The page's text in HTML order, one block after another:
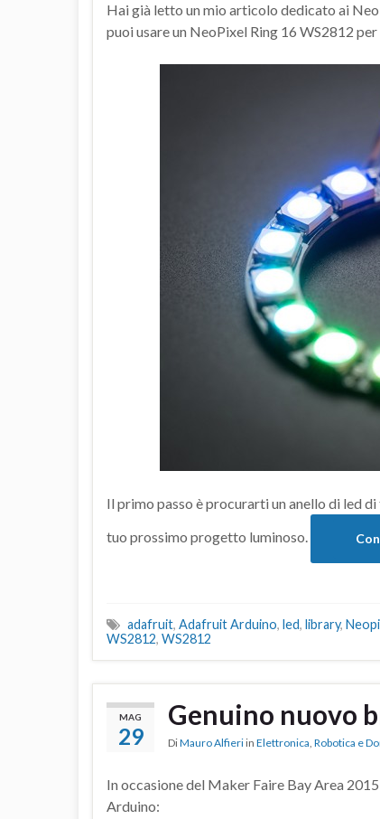
Hai già letto un mio articolo dedicato ai
puoi usare un NeoPixel Ring 16 WS2812
Il primo passo è procurarti un anello di led
tuo prossimo progetto luminoso.
adafruit, Adafruit Arduino, led, library,
WS2812, WS2812
MAG
29
Genuino nuovo
DiMauro Alfieri in Elettronica, Robotica e
In occasione del Maker Faire Bay Area
Arduino: